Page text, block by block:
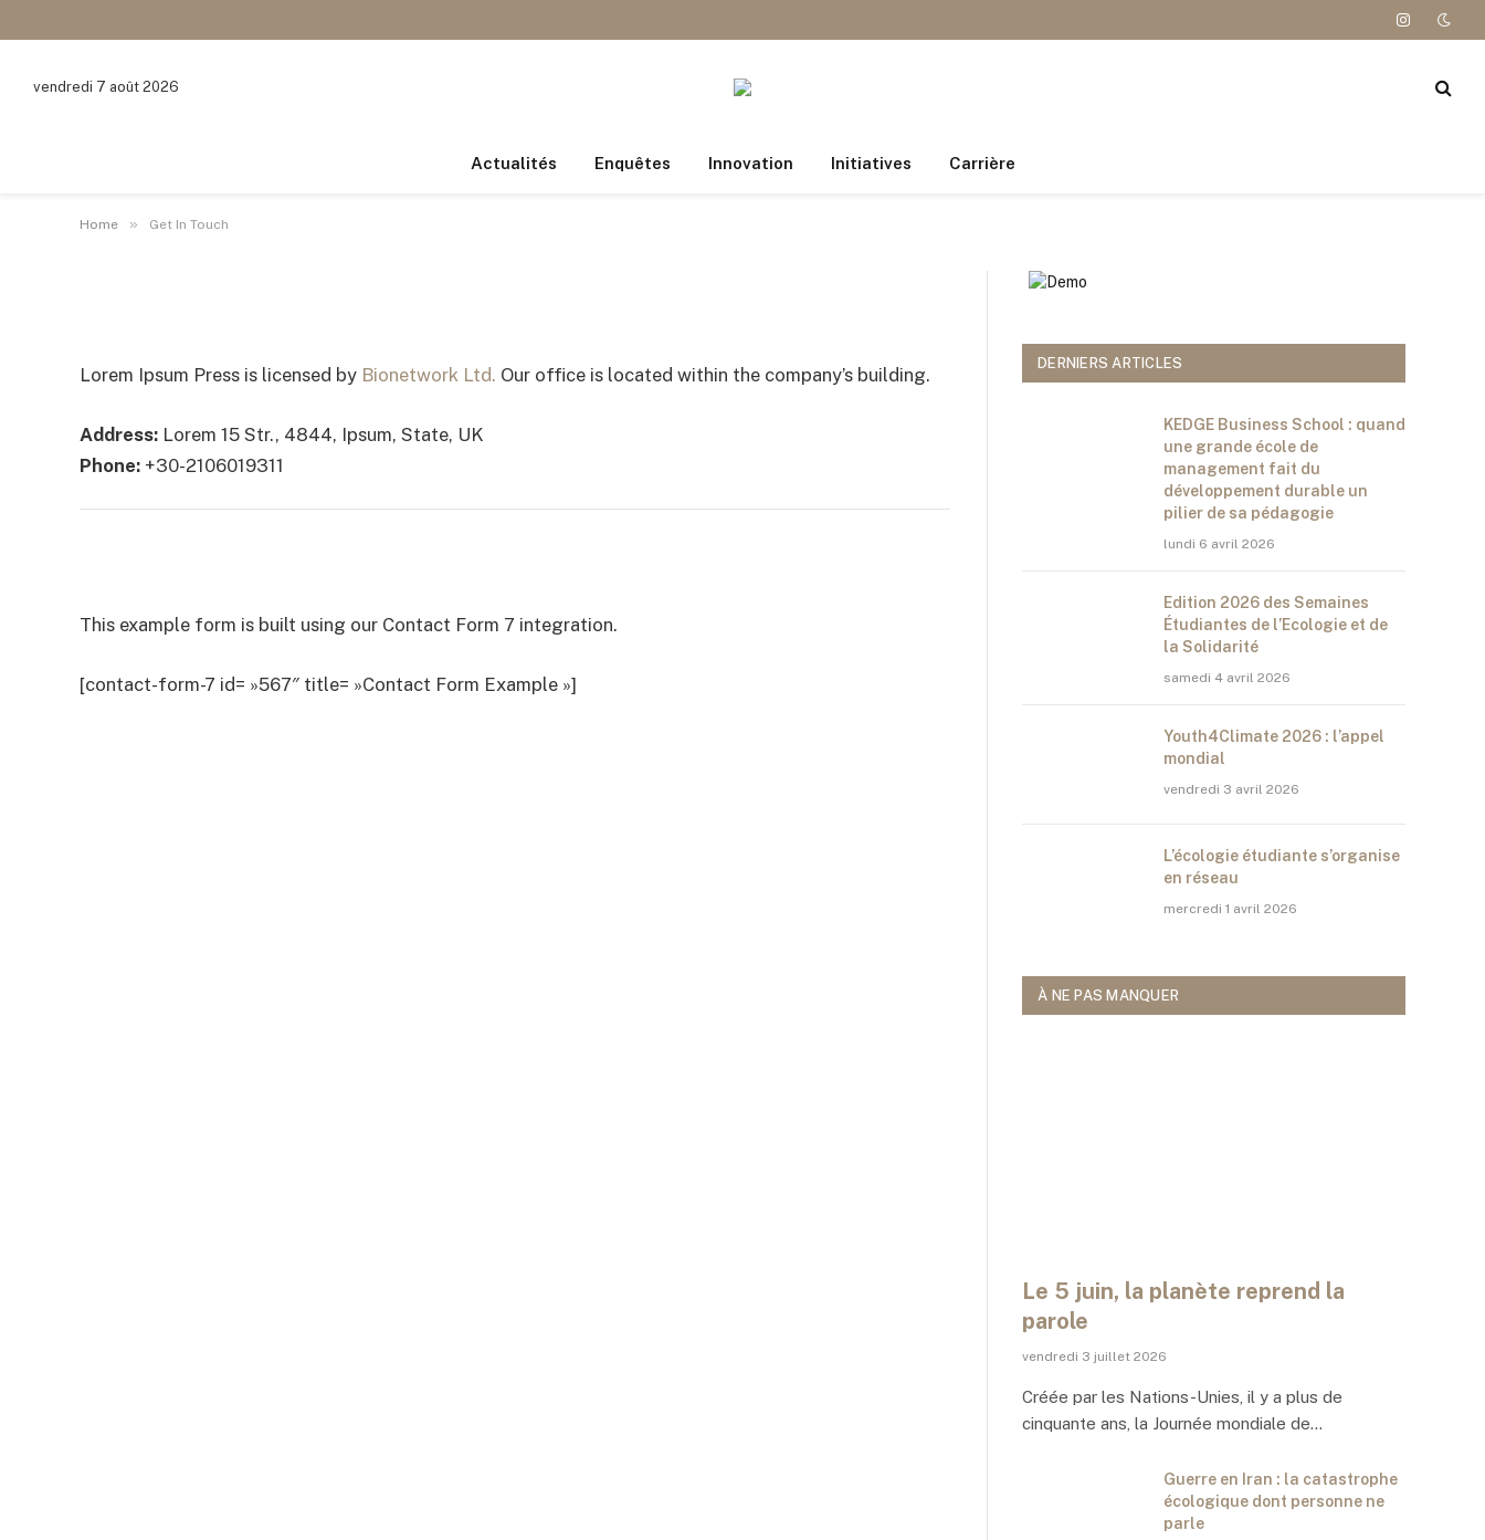
Instagram
vendredi 7 août 2026
Actualités Enquêtes Innovation Initiatives Carrière
Home » Get In Touch
Lorem Ipsum Press is licensed by Bionetwork Ltd. Our office is located within the company’s building.
Address: Lorem 15 Str., 4844, Ipsum, State, UK
Phone: +30-2106019311
This example form is built using our Contact Form 7 integration.
[contact-form-7 id= »567″ title= »Contact Form Example »]
DERNIERS ARTICLES
KEDGE Business School : quand
une grande école de
management fait du
développement durable un
pilier de sa pédagogie
lundi 6 avril 2026
Edition 2026 des Semaines
Étudiantes de l’Ecologie et de
la Solidarité
samedi 4 avril 2026
Youth4Climate 2026 : l’appel
mondial
vendredi 3 avril 2026
L’écologie étudiante s’organise
en réseau
mercredi 1 avril 2026
À NE PAS MANQUER
Le 5 juin, la planète reprend la
parole
vendredi 3 juillet 2026
Créée par les Nations-Unies, il y a plus de
cinquante ans, la Journée mondiale de…
Guerre en Iran : la catastrophe
écologique dont personne ne
parle